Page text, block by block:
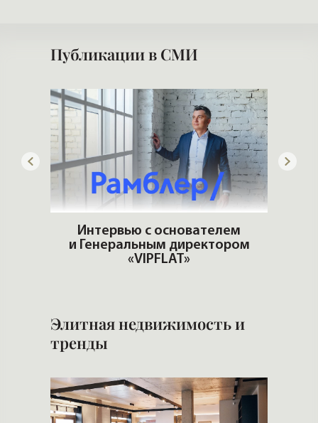
Публикации в СМИ
Интервью с основателем
и Генеральным директором
«VIPFLAT»
Элитная недвижимость и
тренды